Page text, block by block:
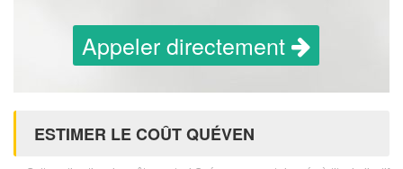
Appeler directement
ESTIMER LE COÛT QUÉVEN